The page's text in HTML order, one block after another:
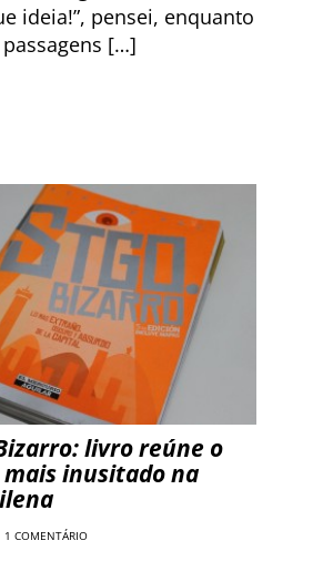
ideia!”, pensei, enquanto
[…]
livro reúne o
mais inusitado na
1 COMENTÁRIO